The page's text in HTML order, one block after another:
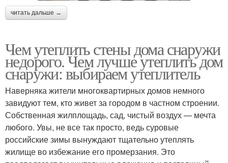
читать дальше →
Чем утеплить стены дома снаружи
недорого. Чем лучше утеплить дом
снаружи: выбираем утеплитель
Наверняка жители многоквартирных домов немного
завидуют тем, кто живет за городом в частном строении.
Собственная жилплощадь, сад, чистый воздух — мечта
любого. Увы, не все так просто, ведь суровые
российские зимы вынуждают тщательно утеплять
жилище во избежание его промерзания. Это